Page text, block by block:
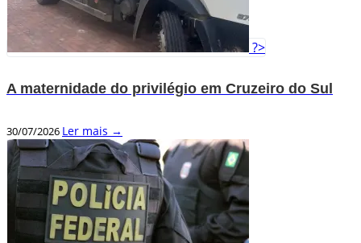
?>
A maternidade do privilégio em Cruzeiro do Sul
30/07/2026 Ler mais →